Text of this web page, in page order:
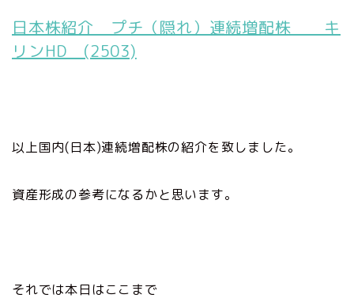
日本株紹介 プチ（隠れ）連続増配株 キ
リンHD (2503)
以上国内(日本)連続増配株の紹介を致しました。
資産形成の参考になるかと思います。
それでは本日はここまで